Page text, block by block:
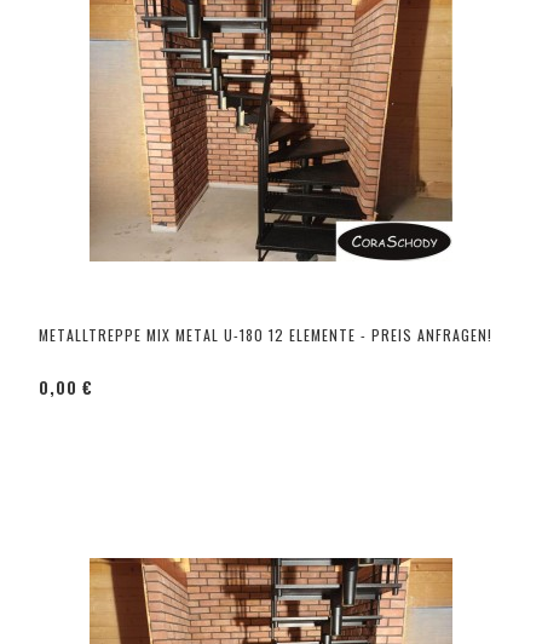
METALLTREPPE MIX METAL U-180 12 ELEMENTE - PREIS ANFRAGEN!
0,00 €